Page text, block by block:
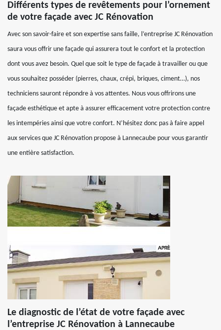
Différents types de revêtements pour l’ornement
de votre façade avec JC Rénovation
Avec son savoir-faire et son expertise sans faille, l’entreprise JC Rénovation
saura vous offrir une façade qui assurera tout le confort et la protection
dont vous avez besoin. Quel que soit le type de façade à travailler ou que
vous souhaitez posséder (pierres, chaux, crépi, briques, ciment…), nos
techniciens sauront répondre à vos attentes. Nous vous offrirons une
façade esthétique et apte à assurer efficacement votre protection contre
les intempéries ainsi que votre confort. N’hésitez donc pas à faire appel
aux services que JC Rénovation propose à Lannecaube pour vous garantir
une entière satisfaction.
Le diagnostic de l’état de votre façade avec
l’entreprise JC Rénovation à Lannecaube